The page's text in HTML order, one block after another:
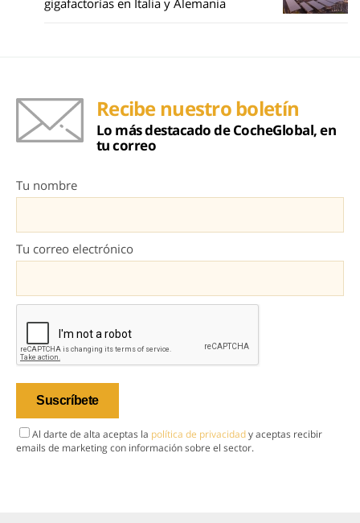
gigafactorías en Italia y Alemania
Recibe nuestro boletín
Lo más destacado de CocheGlobal, en
tu correo
Tu nombre
Tu correo electrónico
Al darte de alta aceptas la política de privacidady aceptas recibir
emails de marketing con información sobre el sector.